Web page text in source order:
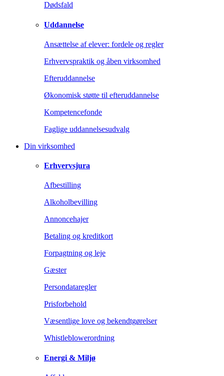
Dødsfald
Uddannelse
Ansættelse af elever: fordele og regler
Erhvervspraktik og åben virksomhed
Efteruddannelse
Økonomisk støtte til efteruddannelse
Kompetencefonde
Faglige uddannelsesudvalg
Din virksomhed
Erhvervsjura
Afbestilling
Alkoholbevilling
Annoncehajer
Betaling og kreditkort
Forpagtning og leje
Gæster
Persondataregler
Prisforbehold
Væsentlige love og bekendtgørelser
Whistleblowerordning
Energi & Miljø